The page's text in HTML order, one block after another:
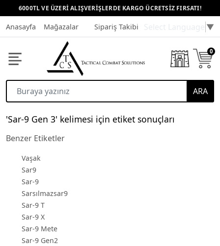
6000TL VE ÜZERİ ALIŞVERİŞLERDE KARGO ÜCRETSİZ FIRSATI!
Anasayfa Mağazalar Sipariş Takibi Müşteri Hizmetleri
▼
ARA
0
'Sar-9 Gen 3' kelimesi için etiket sonuçları
Benzer Etiketler
Vaşak
Sar9
Sar-9
Sarsılmazsar9
Sar-9 T
Sar-9 X
Sar-9 Mete
Sar-9 Gen2